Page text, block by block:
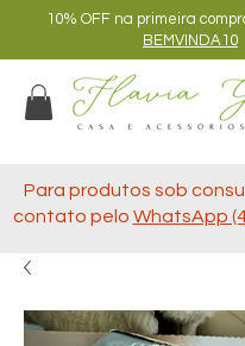
10% OFF na primeira
BEMVINDA10
Para produtos sob
contato pelo WhatsApp